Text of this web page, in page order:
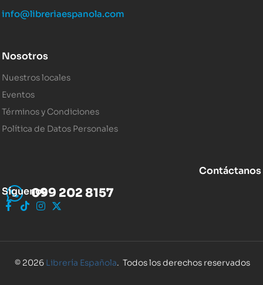
info@libreriaespanola.com
Nosotros
Nuestros locales
Eventos
Términos y Condiciones
Política de Datos Personales
Contáctanos
099 202 8157
Síguenos
© 2026 Librería Española. Todos los derechos reservados